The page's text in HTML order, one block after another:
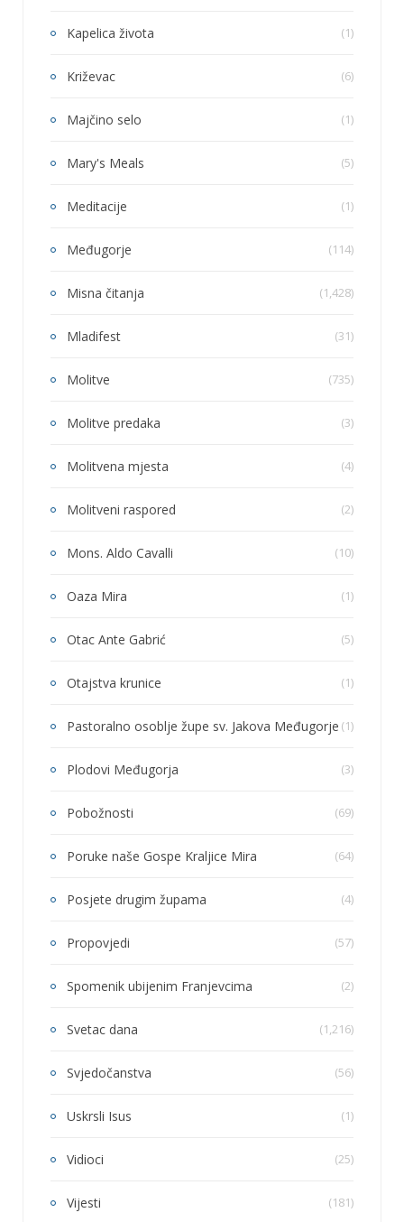
Kapelica života (1)
Križevac (6)
Majčino selo (1)
Mary's Meals (5)
Meditacije (1)
Međugorje (114)
Misna čitanja (1,428)
Mladifest (31)
Molitve (735)
Molitve predaka (3)
Molitvena mjesta (4)
Molitveni raspored (2)
Mons. Aldo Cavalli (10)
Oaza Mira (1)
Otac Ante Gabrić (5)
Otajstva krunice (1)
Pastoralno osoblje župe sv. Jakova Međugorje (1)
Plodovi Međugorja (3)
Pobožnosti (69)
Poruke naše Gospe Kraljice Mira (64)
Posjete drugim župama (4)
Propovjedi (57)
Spomenik ubijenim Franjevcima (2)
Svetac dana (1,216)
Svjedočanstva (56)
Uskrsli Isus (1)
Vidioci (25)
Vijesti (181)